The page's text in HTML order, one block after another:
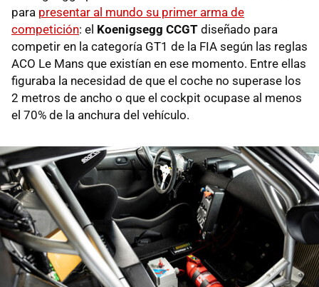
para presentar al mundo su primer arma de
competición: el Koenigsegg CCGT diseñado para
competir en la categoría GT1 de la FIA según las reglas
ACO Le Mans que existían en ese momento. Entre ellas
figuraba la necesidad de que el coche no superase los
2 metros de ancho o que el cockpit ocupase al menos
el 70% de la anchura del vehículo.